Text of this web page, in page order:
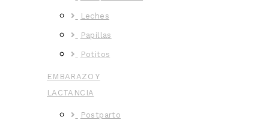
Leches
Papillas
Potitos
EMBARAZO Y
LACTANCIA
Postparto